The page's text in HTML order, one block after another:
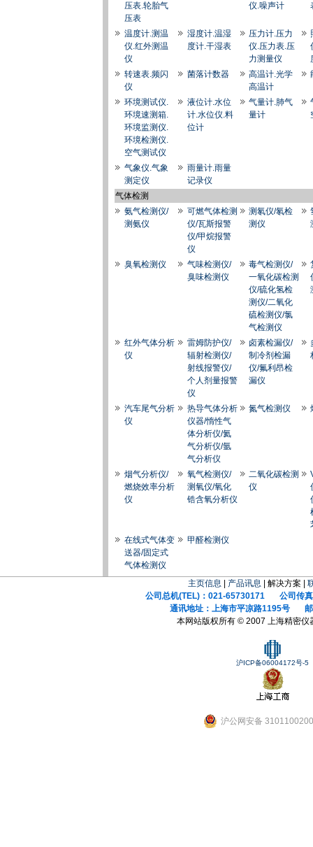
压表.轮胎气
压表
仪.噪声计
温度计.测温
仪.红外测温
仪
湿度计.温湿
度计.干湿表
压力计.压力
仪.压力表.压
力测量仪
转速表.频闪
仪
菌落计数器
高温计.光学
高温计
环境测试仪.
环境速测箱.
环境监测仪.
环境检测仪.
空气测试仪
液位计.水位
计.水位仪.料
位计
气量计.肺气
量计
气象仪.气象
测定仪
雨量计.雨量
记录仪
气体检测
氨气检测仪/
测氨仪
可燃气体检测
仪/瓦斯报警
仪/甲烷报警
仪
测氡仪/氡检
测仪
臭氧检测仪
气味检测仪/
臭味检测仪
毒气检测仪/
一氧化碳检测
仪/硫化氢检
测仪/二氧化
硫检测仪/氯
气检测仪
红外气体分析
仪
雷姆防护仪/
辐射检测仪/
射线报警仪/
个人剂量报警
仪
卤素检漏仪/
制冷剂检漏
仪/氟利昂检
漏仪
汽车尾气分析
仪
热导气体分析
仪器/惰性气
体分析仪/氦
气分析仪/氩
气分析仪
氮气检测仪
烟气分析仪/
燃烧效率分析
仪
氧气检测仪/
测氧仪/氧化
锆含氧分析仪
二氧化碳检测
仪
在线式气体变
送器/固定式
气体检测仪
甲醛检测仪
主页信息 产品讯息 | 解决方案 |
公司总机(TEL)：021-65730171 公司传真
通讯地址：上海市平凉路1195号 邮
本网站版权所有 © 2007 上海精密仪
沪ICP备06004172号-5
沪公网安备